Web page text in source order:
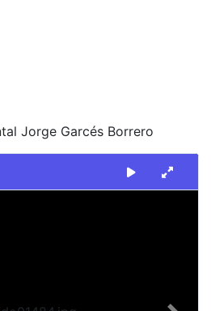
Jorge Garcés Borrero